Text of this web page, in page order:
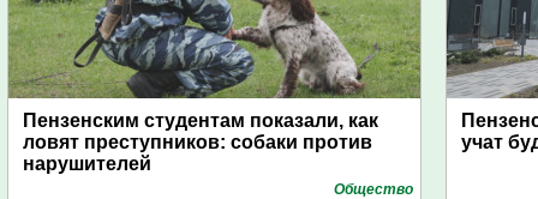
Пензенским студентам показали, как
ловят преступников: собаки против
нарушителей
Общество
учат